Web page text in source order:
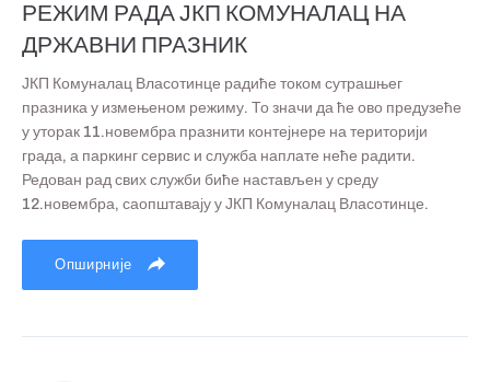
РЕЖИМ РАДА ЈКП КОМУНАЛАЦ НА
ДРЖАВНИ ПРАЗНИК
ЈКП Комуналац Власотинце радиће током сутрашњег
празника у измењеном режиму. То значи да ће ово предузеће
у уторак 11.новембра празнити контејнере на територији
града, а паркинг сервис и служба наплате неће радити.
Редован рад свих служби биће настављен у среду
12.новембра, саопштавају у ЈКП Комуналац Власотинце.
Опширније